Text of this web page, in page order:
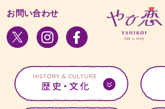
お問い合わせ